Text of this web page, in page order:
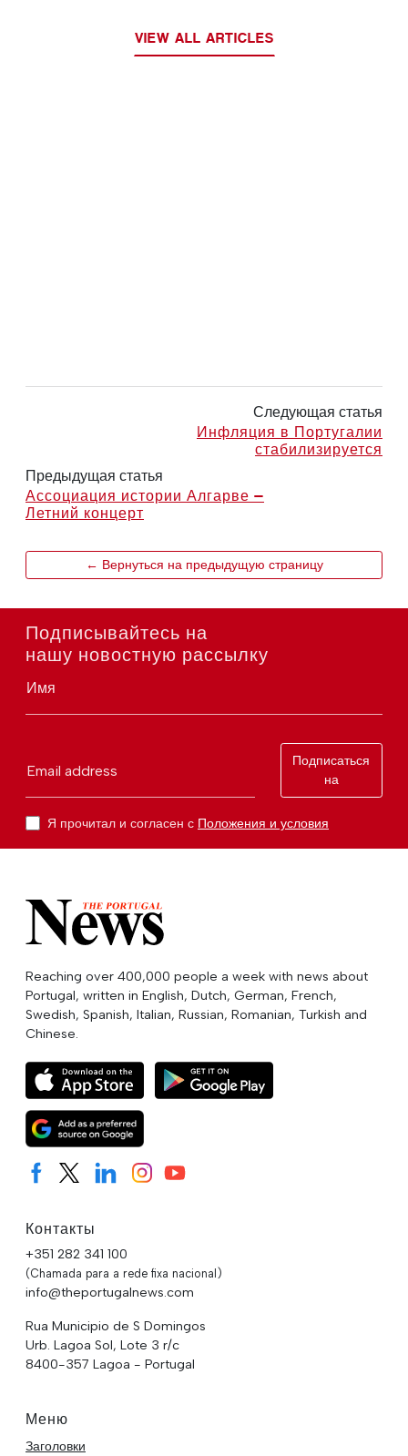
VIEW ALL ARTICLES
Следующая статья
Инфляция в Португалии
стабилизируется
Предыдущая статья
Ассоциация истории Алгарве —
Летний концерт
← Вернуться на предыдущую страницу
Подписывайтесь на
нашу новостную рассылку
Имя
Email address
Подписаться
на
Я прочитал и согласен с Положения и условия
Reaching over 400,000 people a week with news about
Portugal, written in English, Dutch, German, French,
Swedish, Spanish, Italian, Russian, Romanian, Turkish and
Chinese.
Контакты
+351 282 341 100
(Chamada para a rede fixa nacional)
info@theportugalnews.com
Rua Municipio de S Domingos
Urb. Lagoa Sol, Lote 3 r/c
8400-357 Lagoa - Portugal
Меню
Заголовки